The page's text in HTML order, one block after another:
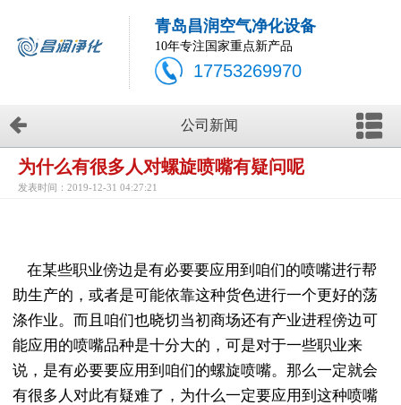
青岛昌润空气净化设备
10年专注国家重点新产品
17753269970
公司新闻
为什么有很多人对螺旋喷嘴有疑问呢
发表时间：2019-12-31 04:27:21
在某些职业傍边是有必要要应用到咱们的喷嘴进行帮
助生产的，或者是可能依靠这种货色进行一个更好的荡
涤作业。而且咱们也晓切当初商场还有产业进程傍边可
能应用的喷嘴品种是十分大的，可是对于一些职业来
说，是有必要要应用到咱们的螺旋喷嘴。那么一定就会
有很多人对此有疑难了，为什么一定要应用到这种喷嘴